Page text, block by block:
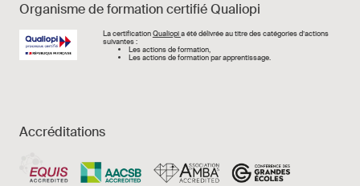
Organisme de formation certifié Qualiopi
La certificationQualiopia été délivrée au titre des catégories d’actions
suivantes :
Les actions de formation,
Les actions de formation par apprentissage.
Accréditations